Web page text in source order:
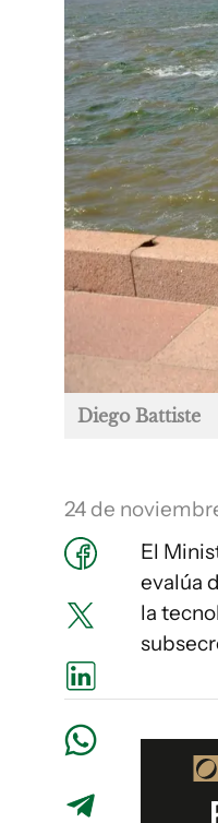
Diego Battiste
24 de
El
evalúa
la